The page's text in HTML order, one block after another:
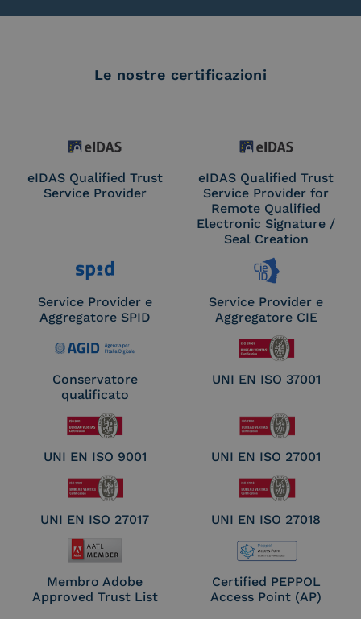
Le nostre certificazioni
eIDAS Qualified Trust
Service Provider
eIDAS Qualified Trust
Service Provider for
Remote Qualified
Electronic Signature /
Seal Creation
Service Provider e
Aggregatore SPID
Service Provider e
Aggregatore CIE
Conservatore
qualificato
UNI EN ISO 37001
UNI EN ISO 9001 UNI EN ISO 27001
UNI EN ISO 27017 UNI EN ISO 27018
Membro Adobe
Approved Trust List
Certified PEPPOL
Access Point (AP)